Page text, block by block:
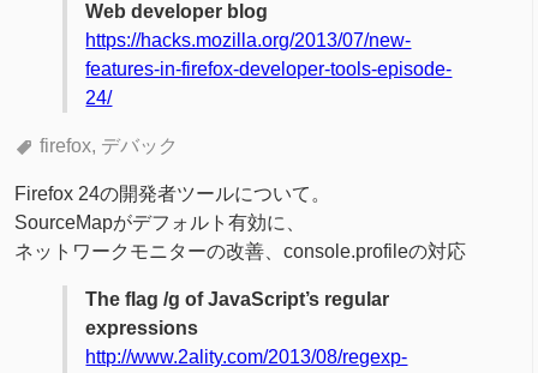
Web developer blog
https://hacks.mozilla.org/2013/07/new-
features-in-firefox-developer-tools-episode-
24/
firefox デバック
Firefox 24の開発者ツールについて。
SourceMapがデフォルト有効に、
ネットワークモニターの改善、console.profileの対応
The flag /g of JavaScript’s regular
expressions
http://www.2ality.com/2013/08/regexp-